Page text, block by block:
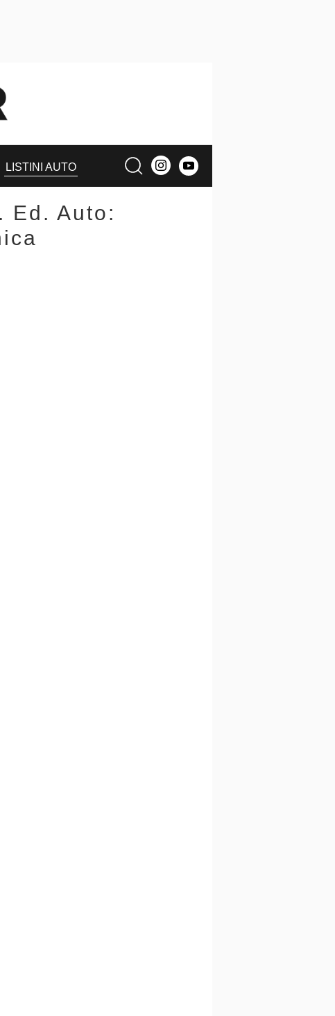
LISTINI AUTO
Ed. Auto: